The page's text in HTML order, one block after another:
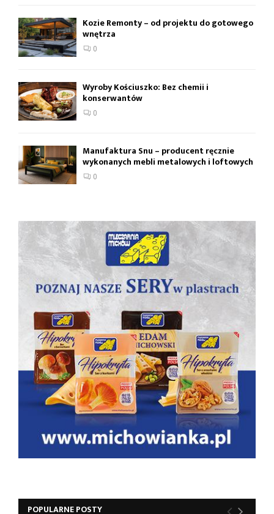
Kozie Remonty – od projektu do gotowego
wnętrza
0
Wyroby Kościuszko: Bez chemii i
konserwantów
0
Manufaktura Snu – producent ręcznie
wykonanych mebli metalowych i loftowych
0
POPULARNE POSTY